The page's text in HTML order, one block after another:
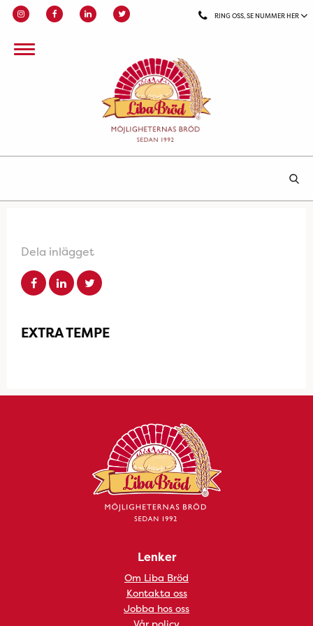
RING OSS, SE NUMMER HER
Dela inlägget
EXTRA TEMPE
Lenker
Om Liba Bröd
Kontakta oss
Jobba hos oss